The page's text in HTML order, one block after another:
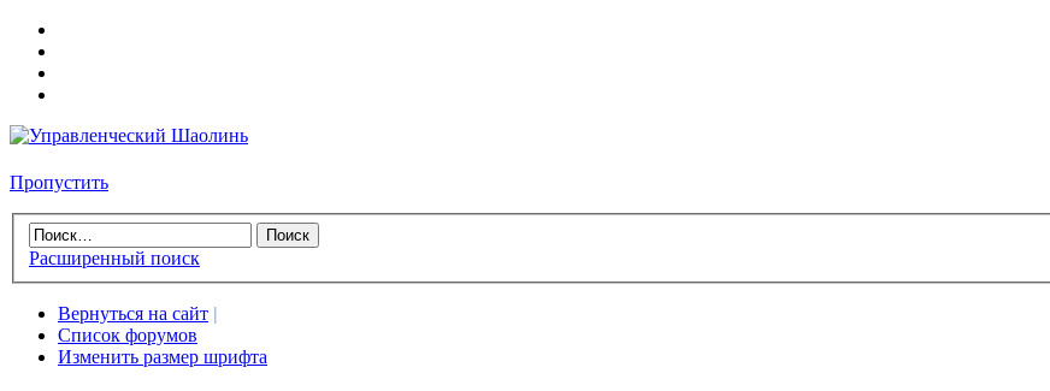
Пропустить
Расширенный поиск
Вернуться на сайт |
Список форумов
Изменить размер шрифта